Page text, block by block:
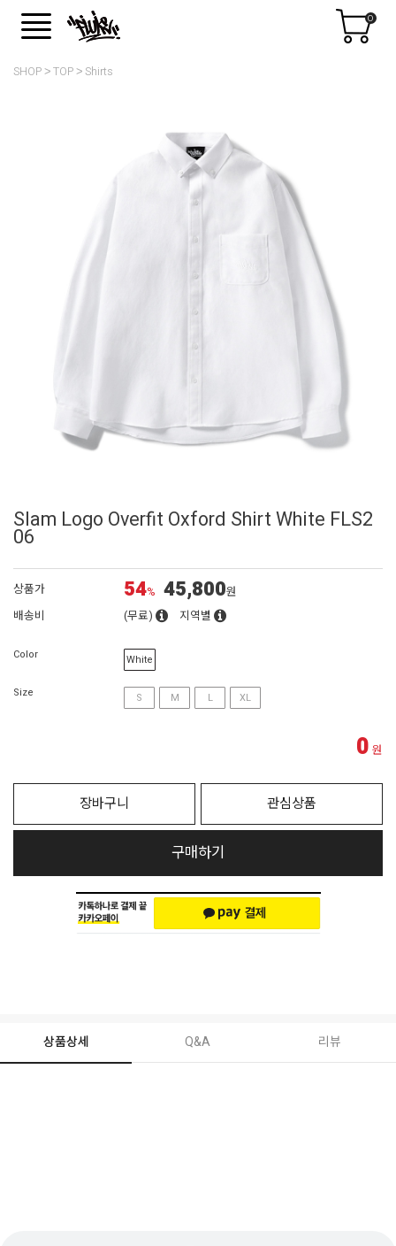
0
SHOP TOP Shirts
Slam Logo Overfit Oxford Shirt White FLS2
06
상품가 54% 45,800원
배송비
(무료) 지역별
Color White
Size S M L XL
0 원
장바구니 관심상품
구매하기
상품상세 Q&A 리뷰